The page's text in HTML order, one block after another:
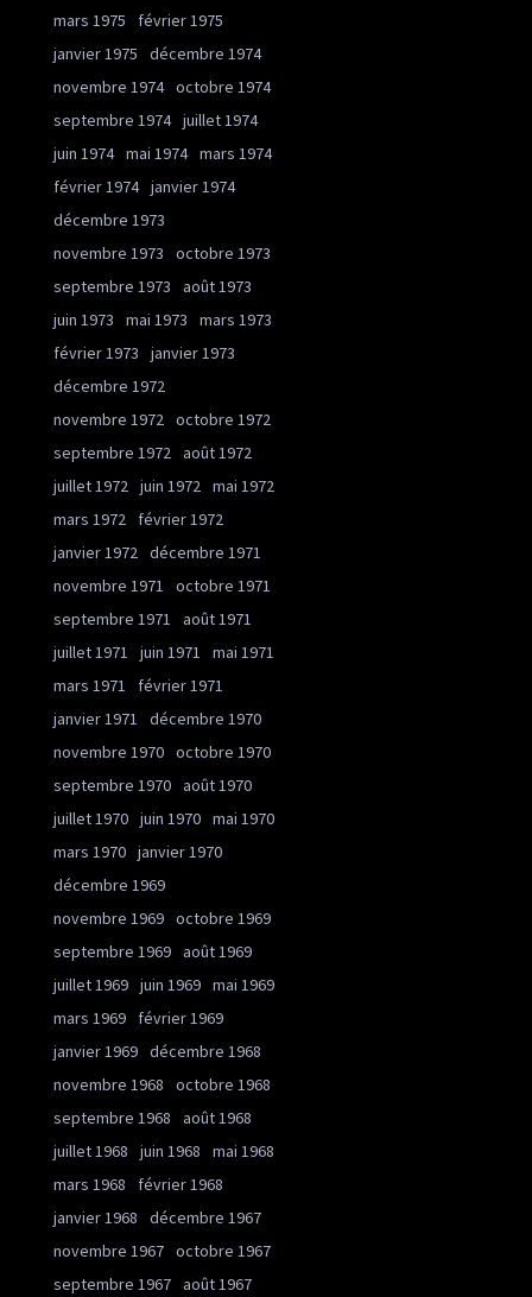
mars 1975
février 1975
janvier 1975
décembre 1974
novembre 1974 octobre 1974
septembre 1974 juillet 1974
juin 1974 mai 1974 mars 1974
février 1974 janvier 1974
décembre 1973
novembre 1973
octobre 1973
septembre 1973
août 1973
juin 1973
mai 1973
mars 1973
février 1973
janvier 1973
décembre 1972
novembre 1972 octobre 1972
septembre 1972 août 1972
juillet 1972 juin 1972 mai 1972
mars 1972
février 1972
janvier 1972 décembre 1971
novembre 1971
octobre 1971
septembre 1971
août 1971
juillet 1971
juin 1971
mai 1971
mars 1971
février 1971
janvier 1971
décembre 1970
novembre 1970 octobre 1970
septembre 1970 août 1970
juillet 1970 juin 1970 mai 1970
mars 1970 janvier 1970
décembre 1969
novembre 1969 octobre 1969
septembre 1969 août 1969
juillet 1969 juin 1969 mai 1969
mars 1969
février 1969
janvier 1969 décembre 1968
novembre 1968
octobre 1968
septembre 1968
août 1968
juillet 1968
juin 1968
mai 1968
mars 1968
février 1968
janvier 1968
décembre 1967
novembre 1967 octobre 1967
septembre 1967 août 1967